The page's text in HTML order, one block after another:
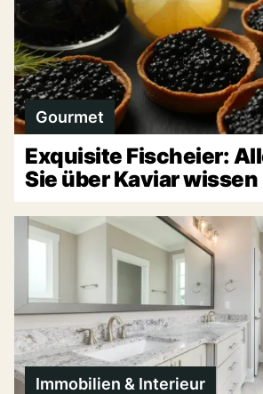
Gourmet
Exquisite Fischeier:
Sie über Kaviar
Immobilien & Interieur